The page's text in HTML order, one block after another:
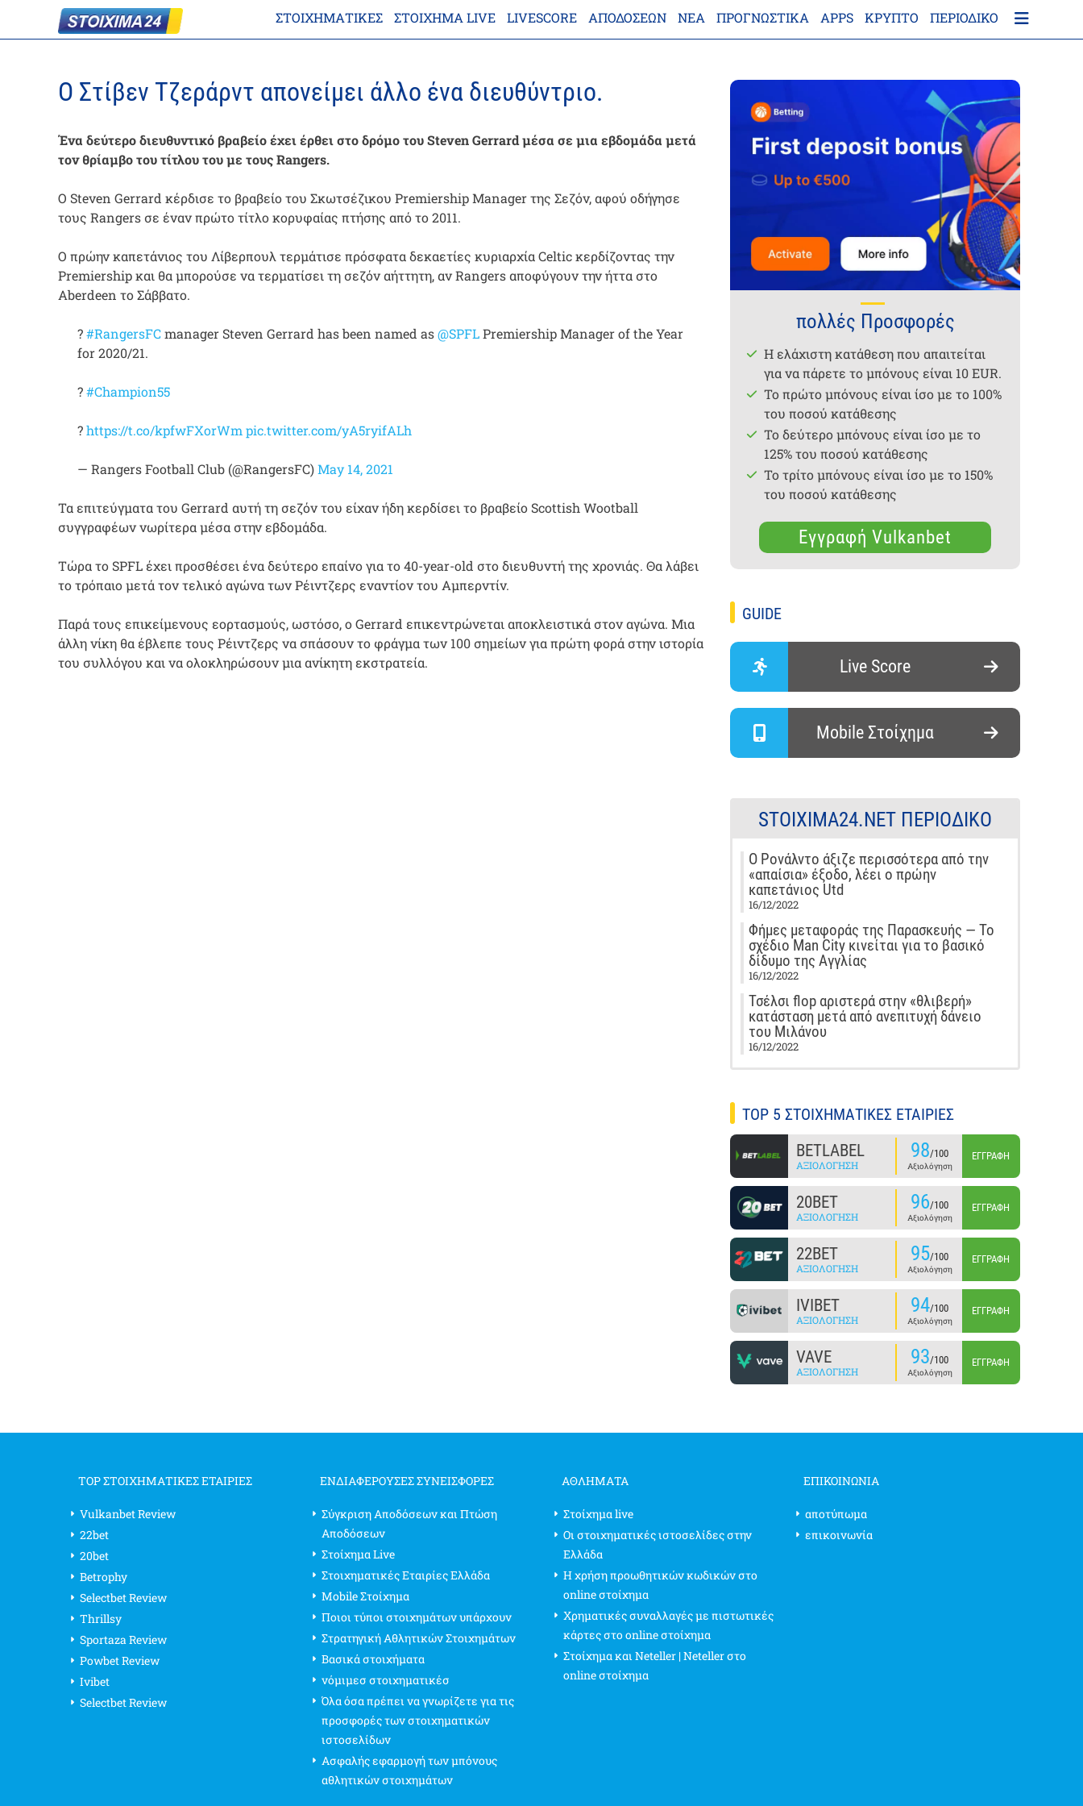
ΣΤΟΙΧΗΜΑΤΙΚΕΣ ΣΤΟΊΧΗΜΑ LIVE LIVESCORE ΑΠΟΔΌΣΕΩΝ ΝΈΑ ΠΡΟΓΝΩΣΤΙΚΑ APPS ΚΡΎΠΤΟ ΠΕΡΙΟΔΙΚΌ
Ο Στίβεν Τζεράρντ απονείμει άλλο ένα διευθύντριο.
Ένα δεύτερο διευθυντικό βραβείο έχει έρθει στο δρόμο του Steven Gerrard μέσα σε μια εβδομάδα μετά
τον θρίαμβο του τίτλου του με τους Rangers.
Ο Steven Gerrard κέρδισε το βραβείο του Σκωτσέζικου Premiership Manager της Σεζόν, αφού οδήγησε
τους Rangers σε έναν πρώτο τίτλο κορυφαίας πτήσης από το 2011.
Ο πρώην καπετάνιος του Λίβερπουλ τερμάτισε πρόσφατα δεκαετίες κυριαρχία Celtic κερδίζοντας την
Premiership και θα μπορούσε να τερματίσει τη σεζόν αήττητη, αν Rangers αποφύγουν την ήττα στο
Aberdeen το Σάββατο.
?#RangersFCmanager Steven Gerrard has been named as@SPFLPremiership Manager of the Year
for 2020/21.
?#Champion55
?https://t.co/kpfwFXorWm pic.twitter.com/yA5ryifALh
— Rangers Football Club (@RangersFC)May 14, 2021
Τα επιτεύγματα του Gerrard αυτή τη σεζόν του είχαν ήδη κερδίσει το βραβείο Scottish Wootball
συγγραφέων νωρίτερα μέσα στην εβδομάδα.
Τώρα το SPFL έχει προσθέσει ένα δεύτερο επαίνο για το 40-year-old στο διευθυντή της χρονιάς. Θα λάβει
το τρόπαιο μετά τον τελικό αγώνα των Ρέιντζερς εναντίον του Αμπερντίν.
Παρά τους επικείμενους εορτασμούς, ωστόσο, ο Gerrard επικεντρώνεται αποκλειστικά στον αγώνα. Μια
άλλη νίκη θα έβλεπε τους Ρέιντζερς να σπάσουν το φράγμα των 100 σημείων για πρώτη φορά στην ιστορία
του συλλόγου και να ολοκληρώσουν μια ανίκητη εκστρατεία.
πολλές Προσφορές
Η ελάχιστη κατάθεση που απαιτείται
για να πάρετε το μπόνους είναι 10 EUR.
Το πρώτο μπόνους είναι ίσο με το 100%
του ποσού κατάθεσης
Το δεύτερο μπόνους είναι ίσο με το
125% του ποσού κατάθεσης
Το τρίτο μπόνους είναι ίσο με το 150%
του ποσού κατάθεσης
Εγγραφή Vulkanbet
GUIDE
Live Score
Mobile Στοίχημα
STOIXIMA24.NET ΠΕΡΙΟΔΙΚΌ
Ο Ρονάλντο άξιζε περισσότερα από την
«απαίσια» έξοδο, λέει ο πρώην
καπετάνιος Utd
16/12/2022
Φήμες μεταφοράς της Παρασκευής — Το
σχέδιο Man City κινείται για το βασικό
δίδυμο της Αγγλίας
16/12/2022
Τσέλσι flop αριστερά στην «θλιβερή»
κατάσταση μετά από ανεπιτυχή δάνειο
του Μιλάνου
16/12/2022
TOP 5 ΣΤΟΙΧΗΜΑΤΙΚΕΣ ΕΤΑΙΡΙΕΣ
BETLABEL
ΑΞΙΟΛΌΓΗΣΗ
98/100
Αξιολόγηση
ΕΓΓΡΑΦΉ
20BET
ΑΞΙΟΛΌΓΗΣΗ
96/100
Αξιολόγηση
ΕΓΓΡΑΦΉ
22BET
ΑΞΙΟΛΌΓΗΣΗ
95/100
Αξιολόγηση
ΕΓΓΡΑΦΉ
IVIBET
ΑΞΙΟΛΌΓΗΣΗ
94/100
Αξιολόγηση
ΕΓΓΡΑΦΉ
VAVE
ΑΞΙΟΛΌΓΗΣΗ
93/100
Αξιολόγηση
ΕΓΓΡΑΦΉ
TOP ΣΤΟΙΧΗΜΑΤΙΚΕΣ ΕΤΑΙΡΙΕΣ
Vulkanbet Review
22bet
20bet
Betrophy
Selectbet Review
Thrillsy
Sportaza Review
Powbet Review
Ivibet
Selectbet Review
ΕΝΔΙΑΦΈΡΟΥΣΕΣ ΣΥΝΕΙΣΦΟΡΈΣ
Σύγκριση Αποδόσεων και Πτώση
Αποδόσεων
Στοίχημα Live
Στοιχηματικές Εταιρίες Ελλάδα
Mobile Στοίχημα
Ποιοι τύποι στοιχημάτων υπάρχουν
Στρατηγική Αθλητικών Στοιχημάτων
Βασικά στοιχήματα
νόμιμεσ στοιχηματικέσ
Όλα όσα πρέπει να γνωρίζετε για τις
προσφορές των στοιχηματικών
ιστοσελίδων
Ασφαλής εφαρμογή των μπόνους
αθλητικών στοιχημάτων
ΑΘΛΗΜΑΤΑ
Στοίχημα live
Οι στοιχηματικές ιστοσελίδες στην
Ελλάδα
Η χρήση προωθητικών κωδικών στο
online στοίχημα
Χρηματικές συναλλαγές με πιστωτικές
κάρτες στο online στοίχημα
Στοίχημα και Neteller | Neteller στο
online στοίχημα
ΕΠΙΚΟΙΝΩΝΊΑ
αποτύπωμα
επικοινωνία